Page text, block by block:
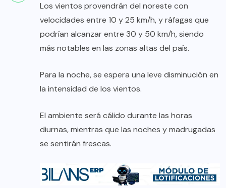
Los vientos provendrán del noreste con
velocidades entre 10 y 25 km/h, y ráfagas que
podrían alcanzar entre 30 y 50 km/h, siendo
más notables en las zonas altas del país.
Para la noche, se espera una leve disminución en
la intensidad de los vientos.
El ambiente será cálido durante las horas
diurnas, mientras que las noches y madrugadas
se sentirán frescas.